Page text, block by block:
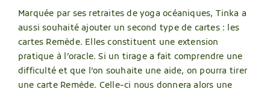
Marquée par ses retraites de yoga océaniques, Tinka a
aussi souhaité ajouter un second type de cartes : les
cartes Remède. Elles constituent une extension
pratique à l’oracle. Si un tirage a fait comprendre une
difficulté et que l’on souhaite une aide, on pourra tirer
une carte Remède. Celle-ci nous donnera alors une